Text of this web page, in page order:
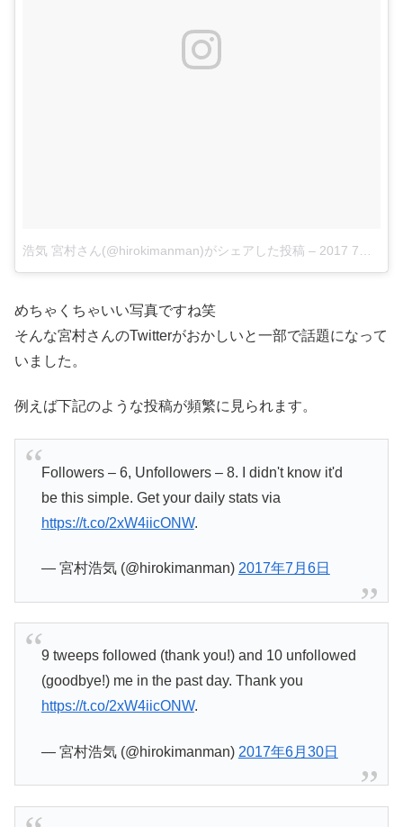
浩気 宮村さん(@hirokimanman)がシェアした投稿 – 2017 7月 4 12:55午後 PDT
めちゃくちゃいい写真ですね笑
そんな宮村さんのTwitterがおかしいと一部で話題になって
いました。
例えば下記のような投稿が頻繁に見られます。
Followers – 6, Unfollowers – 8. I didn't know it'd
be this simple. Get your daily stats via
https://t.co/2xW4iicONW.
— 宮村浩気 (@hirokimanman) 2017年7月6日
9 tweeps followed (thank you!) and 10 unfollowed
(goodbye!) me in the past day. Thank you
https://t.co/2xW4iicONW.
— 宮村浩気 (@hirokimanman) 2017年6月30日